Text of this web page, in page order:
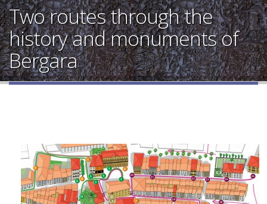
Two routes through the
history and monuments of
Bergara